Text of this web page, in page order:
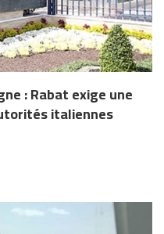
: Rabat exige une
italiennes